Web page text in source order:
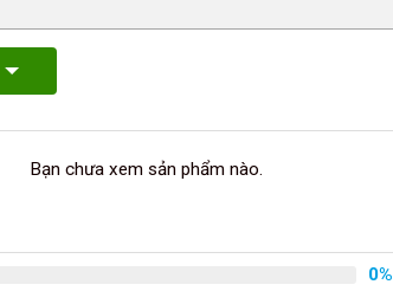
Bạn chưa xem sản phẩm nào.
0%